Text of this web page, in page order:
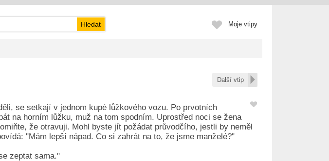
Moje vtipy
Další vtip
se setkají v jednom kupé lůžkového vozu. Po prvotních
na horním lůžku, muž na tom spodním. Uprostřed noci se žena
že otravuji. Mohl byste jít požádat průvodčího, jestli by neměl
"Mám lepší nápad. Co si zahrát na to, že jsme manželé?"
zeptat sama."